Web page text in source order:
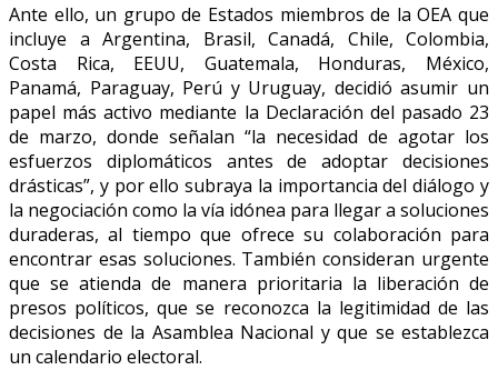
Ante ello, un grupo de Estados miembros de la OEA que
incluye a Argentina, Brasil, Canadá, Chile, Colombia,
Costa Rica, EEUU, Guatemala, Honduras, México,
Panamá, Paraguay, Perú y Uruguay, decidió asumir un
papel más activo mediante la Declaración del pasado 23
de marzo, donde señalan “la necesidad de agotar los
esfuerzos diplomáticos antes de adoptar decisiones
drásticas”, y por ello subraya la importancia del diálogo y
la negociación como la vía idónea para llegar a soluciones
duraderas, al tiempo que ofrece su colaboración para
encontrar esas soluciones. También consideran urgente
que se atienda de manera prioritaria la liberación de
presos políticos, que se reconozca la legitimidad de las
decisiones de la Asamblea Nacional y que se establezca
un calendario electoral.